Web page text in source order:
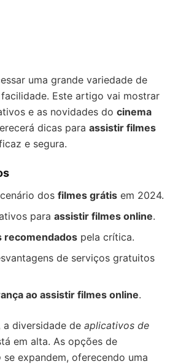
uma grande variedade de
Este artigo vai mostrar
e as novidades do cinema
dicas para assistir filmes
e segura.
dos filmes grátis em 2024.
para assistir filmes online.
recomendados pela crítica.
de serviços gratuitos
ao assistir filmes online.
diversidade de aplicativos de
em alta. As opções de
se expandem, oferecendo uma